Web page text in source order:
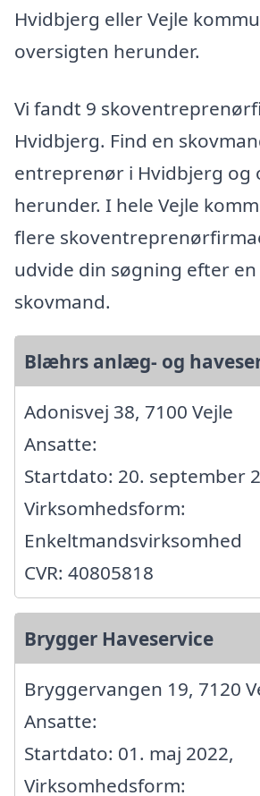
Hvidbjerg eller Vejle
oversigten herunder.
Vi fandt 9
Hvidbjerg. Find en
entreprenør i Hvidbjerg og
herunder. I hele Vejle
flere
udvide din søgning efter
skovmand.
Blæhrs anlæg- og
Adonisvej 38, 7100 Vejle
Ansatte:
Startdato: 20. september
Virksomhedsform:
Enkeltmandsvirksomhed
CVR: 40805818
Brygger Haveservice
Bryggervangen 19, 7120
Ansatte:
Startdato: 01. maj 2022,
Virksomhedsform: